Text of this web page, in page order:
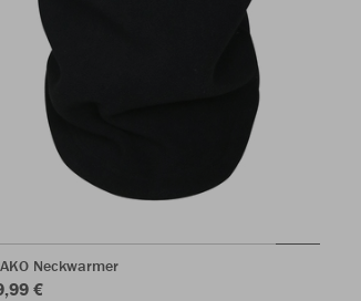
Neckwarmer
€